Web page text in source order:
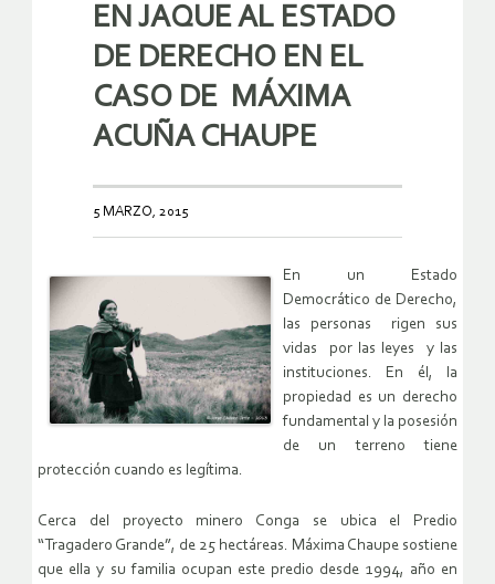
EN JAQUE AL ESTADO
DE DERECHO EN EL
CASO DE MÁXIMA
ACUÑA CHAUPE
5 MARZO, 2015
En un Estado
Democrático de Derecho,
las personas rigen sus
vidas por las leyes y las
instituciones. En él, la
propiedad es un derecho
fundamental y la posesión
de un terreno tiene
protección cuando es legítima.
Cerca del proyecto minero Conga se ubica el Predio
“Tragadero Grande”, de 25 hectáreas. Máxima Chaupe sostiene
que ella y su familia ocupan este predio desde 1994, año en